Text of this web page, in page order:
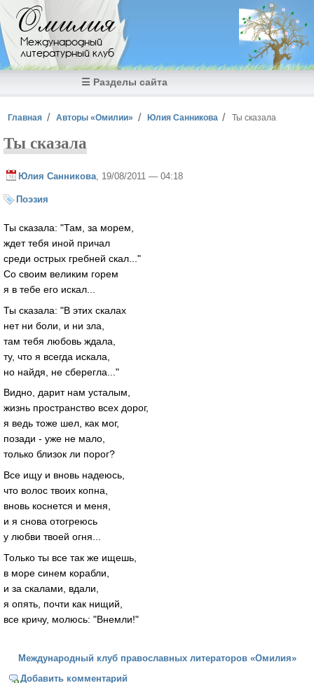
Перейти к основному содержанию
Омилия
Международный
литературный клуб
☰ Разделы сайта
Вы здесь
Главная Авторы «Омилии» Юлия Санникова Ты сказала
Ты сказала
Юлия Санникова , 19/08/2011 — 04:18
Поэзия
Ты сказала: "Там, за морем,
ждет тебя иной причал
среди острых гребней скал..."
Со своим великим горем
я в тебе его искал...
Ты сказала: "В этих скалах
нет ни боли, и ни зла,
там тебя любовь ждала,
ту, что я всегда искала,
но найдя, не сберегла..."
Видно, дарит нам усталым,
жизнь пространство всех дорог,
я ведь тоже шел, как мог,
позади - уже не мало,
только близок ли порог?
Все ищу и вновь надеюсь,
что волос твоих копна,
вновь коснется и меня,
и я снова отогреюсь
у любви твоей огня...
Только ты все так же ищешь,
в море синем корабли,
и за скалами, вдали,
я опять, почти как нищий,
все кричу, молюсь: "Внемли!"
Международный клуб православных литераторов «Омилия»
Добавить комментарий